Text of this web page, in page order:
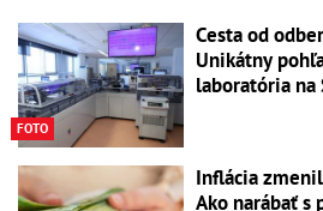
FOTO
Cesta od
Unikátny
laboratória na
Inflácia
Ako narábať s